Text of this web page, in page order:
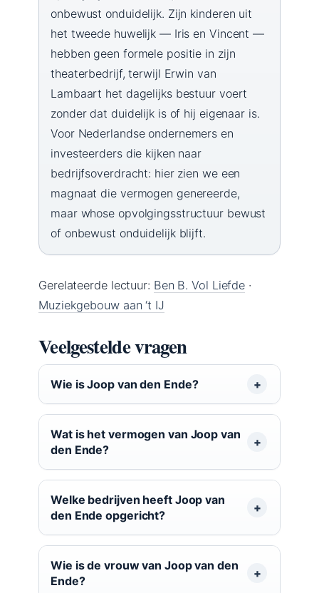
onbewust onduidelijk. Zijn kinderen uit
het tweede huwelijk — Iris en Vincent —
hebben geen formele positie in zijn
theaterbedrijf, terwijl Erwin van
Lambaart het dagelijks bestuur voert
zonder dat duidelijk is of hij eigenaar is.
Voor Nederlandse ondernemers en
investeerders die kijken naar
bedrijfsoverdracht: hier zien we een
magnaat die vermogen genereerde,
maar whose opvolgingsstructuur bewust
of onbewust onduidelijk blijft.
Gerelateerde lectuur: Ben B. Vol Liefde ·
Muziekgebouw aan ‘t IJ
Veelgestelde vragen
Wie is Joop van den Ende?
Wat is het vermogen van Joop van
den Ende?
Welke bedrijven heeft Joop van
den Ende opgericht?
Wie is de vrouw van Joop van den
Ende?